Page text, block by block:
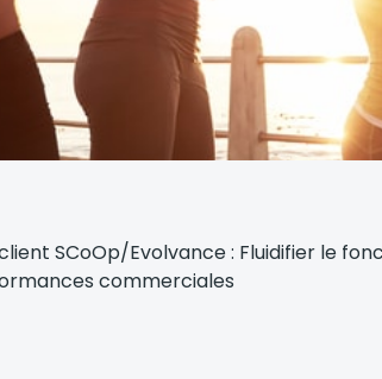
SCoOp/Evolvance : Fluidifier le
commerciales